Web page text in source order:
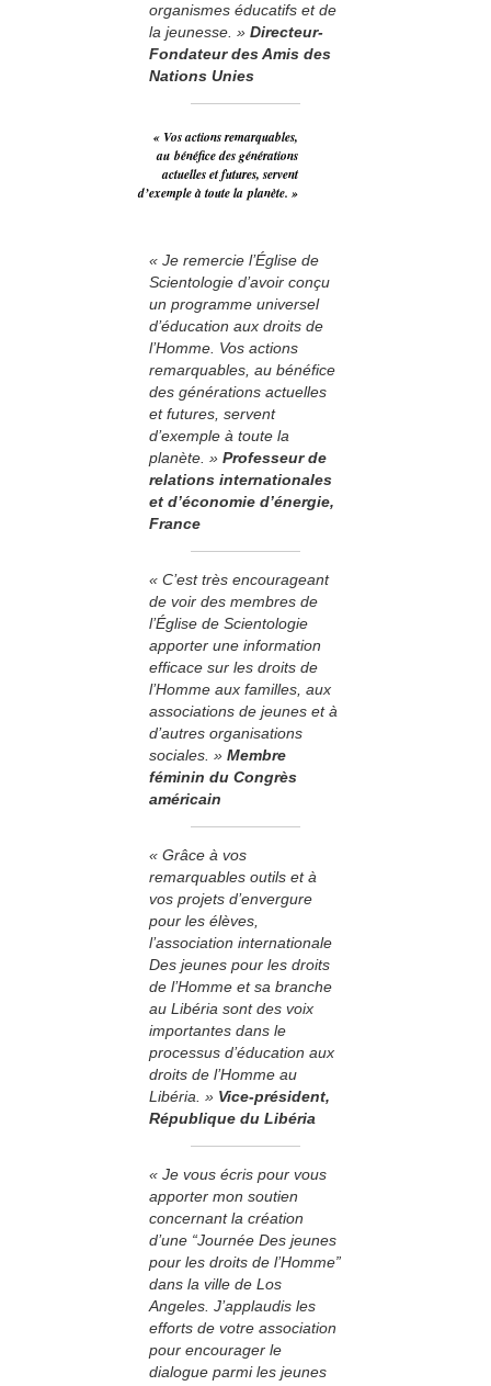
organismes éducatifs et de
la jeunesse. » Directeur-
Fondateur des Amis des
Nations Unies
« Vos actions remarquables,
au bénéfice des générations
actuelles et futures, servent
d’exemple à toute la planète. »
« Je remercie l’Église de
Scientologie d’avoir conçu
un programme universel
d’éducation aux droits de
l’Homme. Vos actions
remarquables, au bénéfice
des générations actuelles
et futures, servent
d’exemple à toute la
planète. » Professeur de
relations internationales
et d’économie d’énergie,
France
« C’est très encourageant
de voir des membres de
l’Église de Scientologie
apporter une information
efficace sur les droits de
l’Homme aux familles, aux
associations de jeunes et à
d’autres organisations
sociales. » Membre
féminin du Congrès
américain
« Grâce à vos
remarquables outils et à
vos projets d’envergure
pour les élèves,
l’association internationale
Des jeunes pour les droits
de l’Homme et sa branche
au Libéria sont des voix
importantes dans le
processus d’éducation aux
droits de l’Homme au
Libéria. » Vice-président,
République du Libéria
« Je vous écris pour vous
apporter mon soutien
concernant la création
d’une “Journée Des jeunes
pour les droits de l’Homme”
dans la ville de Los
Angeles. J’applaudis les
efforts de votre association
pour encourager le
dialogue parmi les jeunes